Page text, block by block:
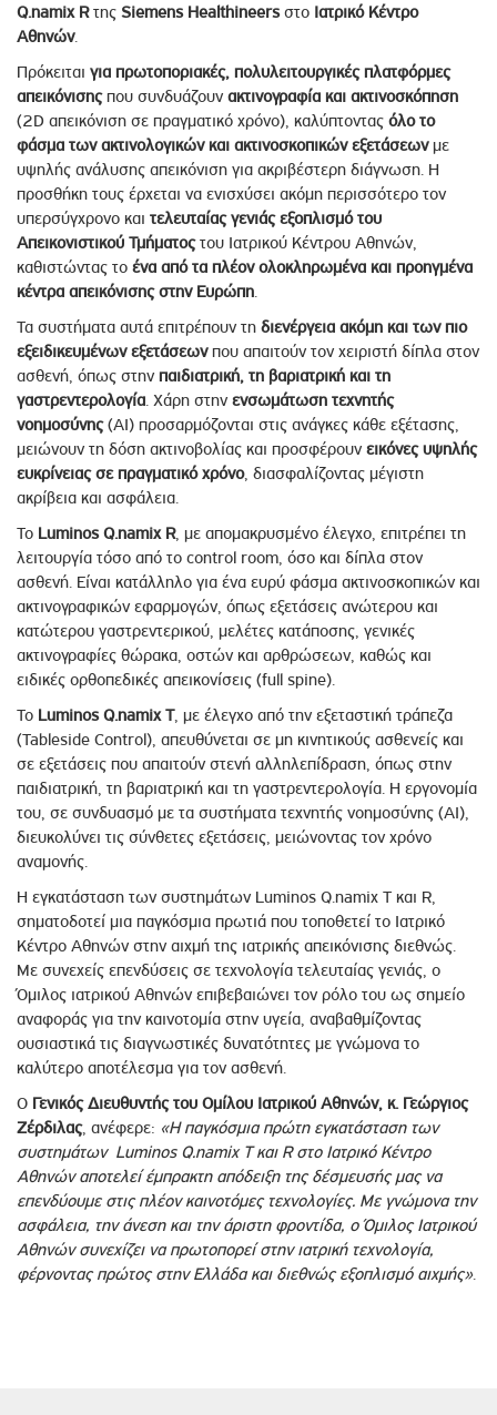
Q.namix Rτης Siemens Healthineersστο Ιατρικό Κέντρο
Αθηνών.
Πρόκειται για πρωτοποριακές, πολυλειτουργικές πλατφόρμες
απεικόνισηςπου συνδυάζουν ακτινογραφία και ακτινοσκόπηση
(2D απεικόνιση σε πραγματικό χρόνο), καλύπτοντας όλο το
φάσμα των ακτινολογικών και ακτινοσκοπικών εξετάσεωνμε
υψηλής ανάλυσης απεικόνιση για ακριβέστερη διάγνωση. Η
προσθήκη τους έρχεται να ενισχύσει ακόμη περισσότερο τον
υπερσύγχρονο και τελευταίας γενιάς εξοπλισμό του
Απεικονιστικού Τμήματοςτου Ιατρικού Κέντρου Αθηνών,
καθιστώντας το ένα από τα πλέον ολοκληρωμένα και προηγμένα
κέντρα απεικόνισης στην Ευρώπη.
Τα συστήματα αυτά επιτρέπουν τη διενέργεια ακόμη και των πιο
εξειδικευμένων εξετάσεωνπου απαιτούν τον χειριστή δίπλα στον
ασθενή, όπως στην παιδιατρική, τη βαριατρική και τη
γαστρεντερολογία. Χάρη στην ενσωμάτωση τεχνητής
νοημοσύνης(AI) προσαρμόζονται στις ανάγκες κάθε εξέτασης,
μειώνουν τη δόση ακτινοβολίας και προσφέρουν εικόνες υψηλής
ευκρίνειας σε πραγματικό χρόνο, διασφαλίζοντας μέγιστη
ακρίβεια και ασφάλεια.
Το Luminos Q.namix R, με απομακρυσμένο έλεγχο, επιτρέπει τη
λειτουργία τόσο από το control room, όσο και δίπλα στον
ασθενή. Είναι κατάλληλο για ένα ευρύ φάσμα ακτινοσκοπικών και
ακτινογραφικών εφαρμογών, όπως εξετάσεις ανώτερου και
κατώτερου γαστρεντερικού, μελέτες κατάποσης, γενικές
ακτινογραφίες θώρακα, οστών και αρθρώσεων, καθώς και
ειδικές ορθοπεδικές απεικονίσεις (full spine).
Το Luminos Q.namix T, με έλεγχο από την εξεταστική τράπεζα
(Tableside Control), απευθύνεται σε μη κινητικούς ασθενείς και
σε εξετάσεις που απαιτούν στενή αλληλεπίδραση, όπως στην
παιδιατρική, τη βαριατρική και τη γαστρεντερολογία. Η εργονομία
του, σε συνδυασμό με τα συστήματα τεχνητής νοημοσύνης (AI),
διευκολύνει τις σύνθετες εξετάσεις, μειώνοντας τον χρόνο
αναμονής.
Η εγκατάσταση των συστημάτων Luminos Q.namix T και R,
σηματοδοτεί μια παγκόσμια πρωτιά που τοποθετεί το Ιατρικό
Κέντρο Αθηνών στην αιχμή της ιατρικής απεικόνισης διεθνώς.
Με συνεχείς επενδύσεις σε τεχνολογία τελευταίας γενιάς, ο
Όμιλος ιατρικού Αθηνών επιβεβαιώνει τον ρόλο του ως σημείο
αναφοράς για την καινοτομία στην υγεία, αναβαθμίζοντας
ουσιαστικά τις διαγνωστικές δυνατότητες με γνώμονα το
καλύτερο αποτέλεσμα για τον ασθενή.
Ο Γενικός Διευθυντής του Ομίλου Ιατρικού Αθηνών, κ. Γεώργιος
Ζέρδιλας, ανέφερε: «Η παγκόσμια πρώτη εγκατάσταση των
συστημάτων Luminos Q.namix T και R στο Ιατρικό Κέντρο
Αθηνών αποτελεί έμπρακτη απόδειξη της δέσμευσής μας να
επενδύουμε στις πλέον καινοτόμες τεχνολογίες. Με γνώμονα την
ασφάλεια, την άνεση και την άριστη φροντίδα, ο Όμιλος Ιατρικού
Αθηνών συνεχίζει να πρωτοπορεί στην ιατρική τεχνολογία,
φέρνοντας πρώτος στην Ελλάδα και διεθνώς εξοπλισμό αιχμής».